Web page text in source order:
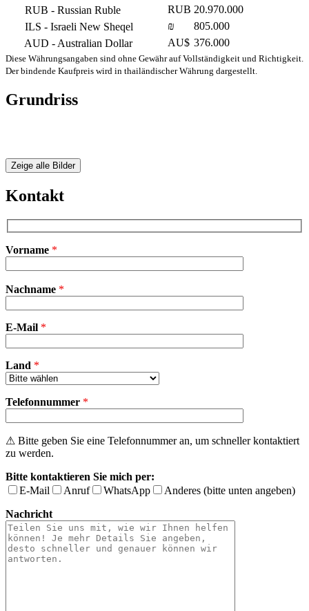
RUB - Russian Ruble RUB 20.970.000
ILS - Israeli New Sheqel ₪
805.000
AUD - Australian Dollar AU$ 376.000
Diese Währungsangaben sind ohne Gewähr auf Vollständigkeit und Richtigkeit.
Der bindende Kaufpreis wird in thailändischer Währung dargestellt.
Grundriss
Zeige alle Bilder
Kontakt
Vorname *
lasse
leer.
Nachname *
E-Mail *
Land *
Telefonnummer *
⚠ Bitte geben Sie eine Telefonnummer an, um schneller kontaktiert
zu werden.
Bitte kontaktieren Sie mich per:
E-Mail
Anruf WhatsApp
Anderes (bitte unten angeben)
Nachricht